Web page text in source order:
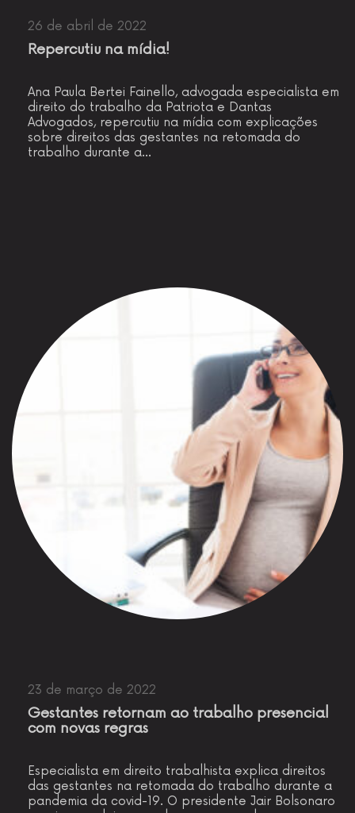
26 de abril de 2022
Repercutiu na mídia!
Ana Paula Bertei Fainello, advogada especialista em
direito do trabalho da Patriota e Dantas
Advogados, repercutiu na mídia com explicações
sobre direitos das gestantes na retomada do
trabalho durante a…
23 de março de 2022
Gestantes retornam ao trabalho presencial
com novas regras
Especialista em direito trabalhista explica direitos
das gestantes na retomada do trabalho durante a
pandemia da covid-19. O presidente Jair Bolsonaro